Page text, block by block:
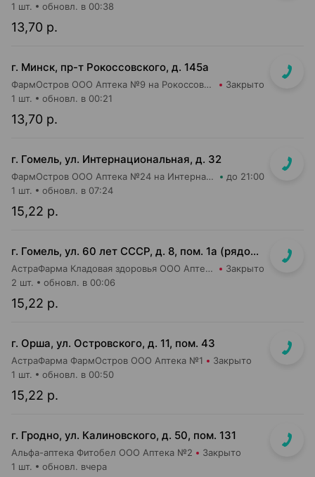
13,70 р.
1 шт. обновл. в 00:38
г. Минск, пр-т Рокоссовского, д. 145а
ФармОстров ООО Аптека №9 на Рокоссовского Закрыто
13,70 р.
1 шт. обновл. в 00:21
г. Гомель, ул. Интернациональная, д. 32
ФармОстров ООО Аптека №24 на Интернациональной до 21:00
15,22 р.
1 шт. обновл. в 07:24
г. Гомель, ул. 60 лет СССР, д. 8, пом. 1а (рядом с м-ом Евроопт)
АстраФарма Кладовая здоровья ООО Аптека №13 Закрыто
15,22 р.
2 шт. обновл. в 00:06
г. Орша, ул. Островского, д. 11, пом. 43
АстраФарма ФармОстров ООО Аптека №1 Закрыто
15,22 р.
1 шт. обновл. в 00:50
г. Гродно, ул. Калиновского, д. 50, пом. 131
Альфа-аптека Фитобел ООО Аптека №2 Закрыто
1 шт. обновл. вчера